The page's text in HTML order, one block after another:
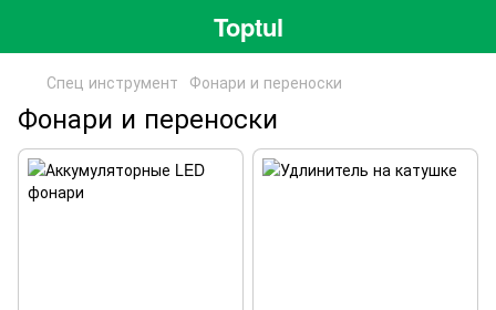
Toptul
Спец инструмент Фонари и переноски
Фонари и переноски